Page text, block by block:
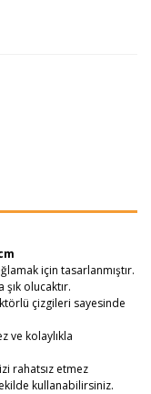
için tasarlanmıştır.
olucaktır.
çizgileri sayesinde
ve kolaylıkla
rahatsız etmez
kullanabilirsiniz.